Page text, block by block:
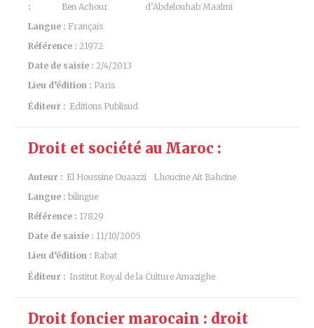
:
Ben Achour
d’Abdelouhab Maalmi
Langue : Français
Référence : 21972
Date de saisie : 2/4/2013
Lieu d’édition : Paris
Éditeur : Editions Publisud
Droit et société au Maroc :
Auteur : El Houssine Ouaazzi
Lhoucine Ait Bahcine
Langue : bilingue
Référence : 17829
Date de saisie : 11/10/2005
Lieu d’édition : Rabat
Éditeur : Institut Royal de la Culture Amazighe
Droit foncier marocain : droit